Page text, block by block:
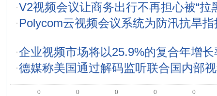
·V2视频会议让商务出行不再担心被“拉
·Polycom云视频会议系统为防汛抗旱
·企业视频市场将以25.9%的复合年增长
·德媒称美国通过解码监听联合国内部
0 0 0 0 0